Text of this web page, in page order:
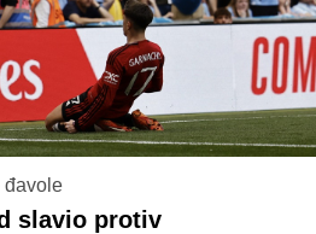
đavole
slavio protiv